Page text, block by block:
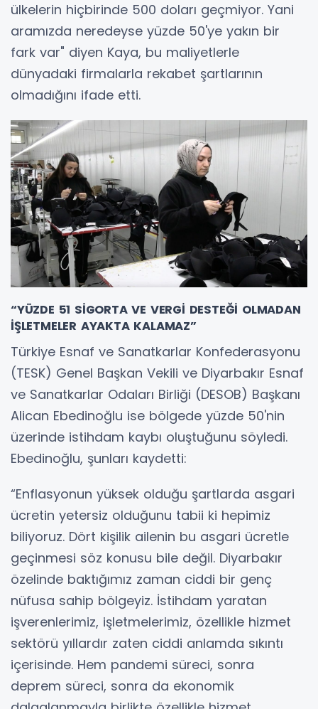
ülkelerin hiçbirinde 500 doları geçmiyor. Yani
aramızda neredeyse yüzde 50'ye yakın bir
fark var" diyen Kaya, bu maliyetlerle
dünyadaki firmalarla rekabet şartlarının
olmadığını ifade etti.
“YÜZDE 51 SİGORTA VE VERGİ DESTEĞİ OLMADAN
İŞLETMELER AYAKTA KALAMAZ”
Türkiye Esnaf ve Sanatkarlar Konfederasyonu
(TESK) Genel Başkan Vekili ve Diyarbakır Esnaf
ve Sanatkarlar Odaları Birliği (DESOB) Başkanı
Alican Ebedinoğlu ise bölgede yüzde 50'nin
üzerinde istihdam kaybı oluştuğunu söyledi.
Ebedinoğlu, şunları kaydetti:
“Enflasyonun yüksek olduğu şartlarda asgari
ücretin yetersiz olduğunu tabii ki hepimiz
biliyoruz. Dört kişilik ailenin bu asgari ücretle
geçinmesi söz konusu bile değil. Diyarbakır
özelinde baktığımız zaman ciddi bir genç
nüfusa sahip bölgeyiz. İstihdam yaratan
işverenlerimiz, işletmelerimiz, özellikle hizmet
sektörü yıllardır zaten ciddi anlamda sıkıntı
içerisinde. Hem pandemi süreci, sonra
deprem süreci, sonra da ekonomik